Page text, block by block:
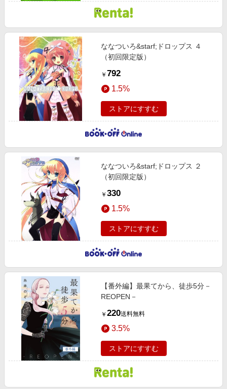
ななついろ&starf;ドロップス ４
（初回限定版）
￥ 792
1.5%
ストアにすすむ
ななついろ&starf;ドロップス ２
（初回限定版）
￥ 330
1.5%
ストアにすすむ
【番外編】最果てから、徒歩5分－
REOPEN－
￥ 220送料無料
3.5%
ストアにすすむ